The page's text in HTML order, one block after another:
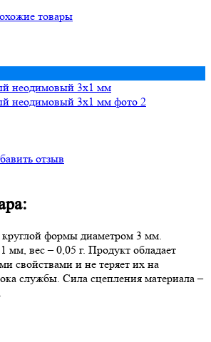
отзыв
формы диаметром 3 мм.
мм, вес – 0,05 г. Продукт обладает
свойствами и не теряет их на
службы. Сила сцепления материала –